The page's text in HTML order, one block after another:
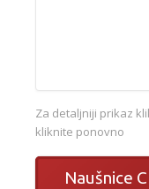
Za detaljniji prikaz
kliknite ponovno
Naušnice